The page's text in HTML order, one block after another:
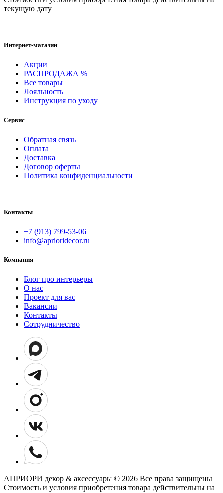
текущую дату
Интернет-магазин
Акции
РАСПРОДАЖА %
Все товары
Лояльность
Инструкция по уходу
Сервис
Обратная связь
Оплата
Доставка
Договор оферты
Политика конфиденциальности
Контакты
+7 (913) 799-53-06
info@aprioridecor.ru
Компания
Блог про интерьеры
О нас
Проект для вас
Вакансии
Контакты
Сотрудничество
АПРИОРИ декор & аксессуары © 2026 Все права защищены
Cтоимость и условия приобретения товара действительны на